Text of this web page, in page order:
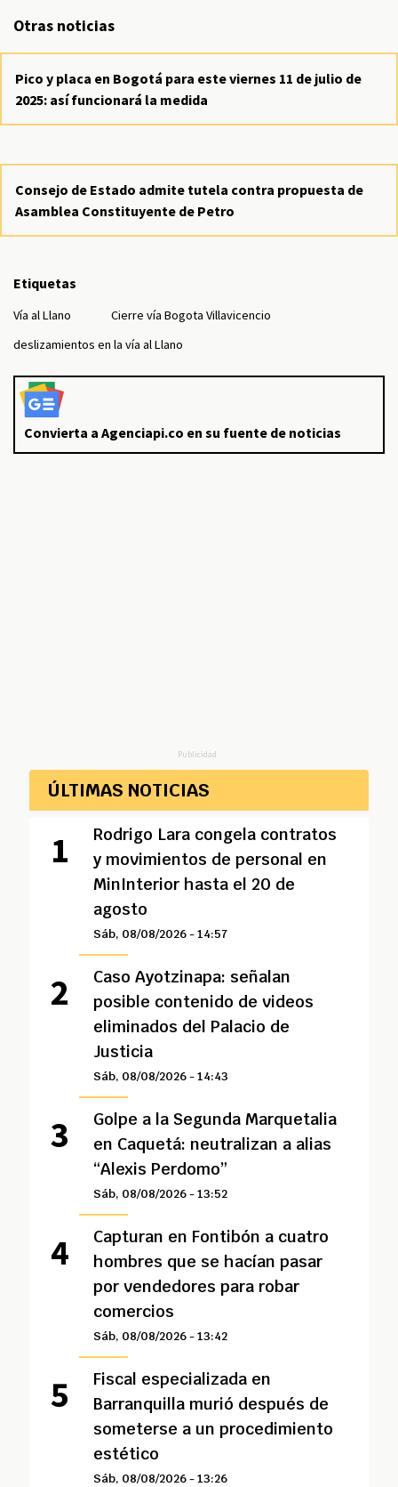
Otras noticias
Pico y placa en Bogotá para este viernes 11 de julio de
2025: así funcionará la medida
Consejo de Estado admite tutela contra propuesta de
Asamblea Constituyente de Petro
Etiquetas
Vía al Llano
Cierre vía Bogota Villavicencio
deslizamientos en la vía al Llano
Convierta a Agenciapi.co en su fuente de noticias
Publicidad
ÚLTIMAS NOTICIAS
Rodrigo Lara congela contratos
y movimientos de personal en
MinInterior hasta el 20 de
agosto
Sáb, 08/08/2026 - 14:57
Caso Ayotzinapa: señalan
posible contenido de videos
eliminados del Palacio de
Justicia
Sáb, 08/08/2026 - 14:43
Golpe a la Segunda Marquetalia
en Caquetá: neutralizan a alias
“Alexis Perdomo”
Sáb, 08/08/2026 - 13:52
Capturan en Fontibón a cuatro
hombres que se hacían pasar
por vendedores para robar
comercios
Sáb, 08/08/2026 - 13:42
Fiscal especializada en
Barranquilla murió después de
someterse a un procedimiento
estético
Sáb, 08/08/2026 - 13:26